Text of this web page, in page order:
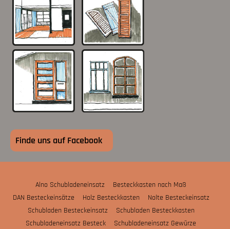
Finde uns auf Facebook
Alno Schubladeneinsatz
Besteckkasten nach Maß
DAN Besteckeinsätze
Holz Besteckkasten
Nolte Besteckeinsatz
Schubladen Besteckeinsatz
Schubladen Besteckkasten
Schubladeneinsatz Besteck
Schubladeneinsatz Gewürze